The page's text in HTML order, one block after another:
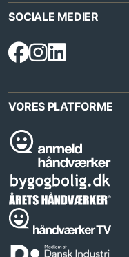
SOCIALE MEDIER
VORES PLATFORME